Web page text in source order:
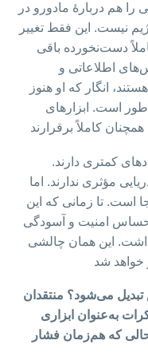
هم دربارهٔ مادورو در
نیست. این فقط تغییر
دست‌نخورده باقی
اطلاعاتی و
انگار که او هنوز
است. ابزارهای
کمتری دارند.
مؤثری ندارند. اما
است. تا زمانی که این
امنیت و آسودگی
داشت. این همان چالشی
می‌شود؟ منتقدان
به‌عنوان ابزاری
که هم‌زمان فشار